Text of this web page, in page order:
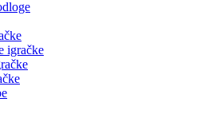
igračke